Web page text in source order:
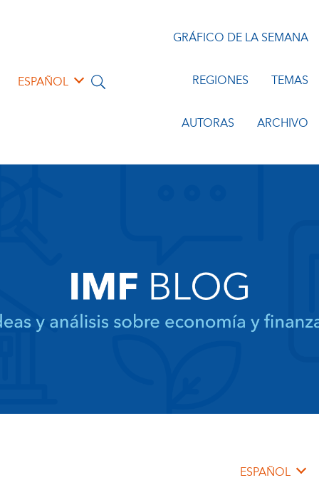
ESPAÑOL
GRÁFICO DE LA SEMANA
REGIONES TEMAS
AUTORAS ARCHIVO
ESPAÑOL